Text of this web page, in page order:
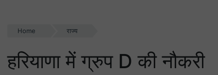
Home राज्य
हरियाणा में ग्रुप D की नौकरी